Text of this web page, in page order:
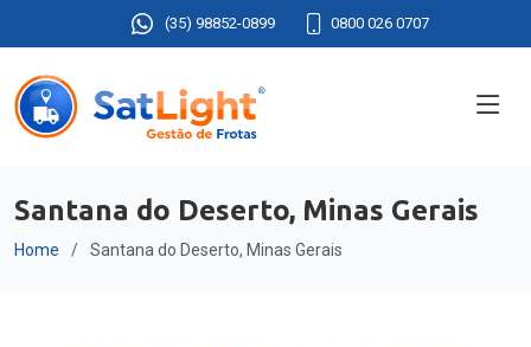
(35) 98852-0899 0800 026 0707
Santana do Deserto, Minas Gerais
Home Santana do Deserto, Minas Gerais